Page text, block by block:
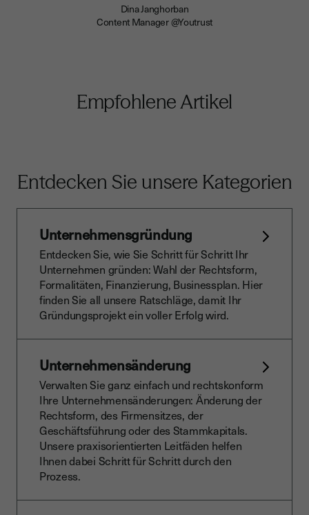
Dina Janghorban
Content Manager @Youtrust
Empfohlene Artikel
Entdecken Sie unsere Kategorien
Unternehmensgründung
Entdecken Sie, wie Sie Schritt für Schritt Ihr
Unternehmen gründen: Wahl der Rechtsform,
Formalitäten, Finanzierung, Businessplan. Hier
finden Sie all unsere Ratschläge, damit Ihr
Gründungsprojekt ein voller Erfolg wird.
Unternehmensänderung
Verwalten Sie ganz einfach und rechtskonform
Ihre Unternehmensänderungen: Änderung der
Rechtsform, des Firmensitzes, der
Geschäftsführung oder des Stammkapitals.
Unsere praxisorientierten Leitfäden helfen
Ihnen dabei Schritt für Schritt durch den
Prozess.